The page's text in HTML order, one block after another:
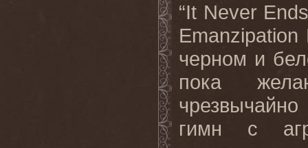
“It Never
Emanzipation
черном и
пока
гимн с